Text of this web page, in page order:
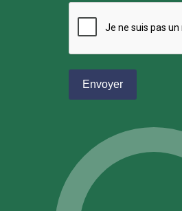
reCAPTCHA
Envoyer